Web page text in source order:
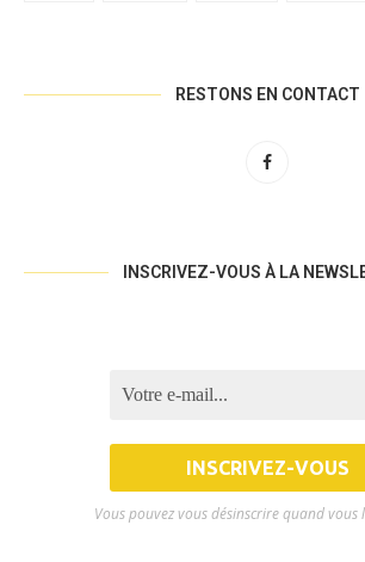
RESTONS EN CONTACT
INSCRIVEZ-VOUS À LA
Vous pouvez vous désinscrire quand vous